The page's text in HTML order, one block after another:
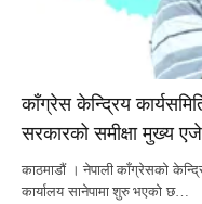
काँग्रेस केन्द्रिय
सरकारको समीक्षा मुख्य
काठमाडौं । नेपाली काँग्रेसको
कार्यालय सानेपामा शुरु भएको छ…